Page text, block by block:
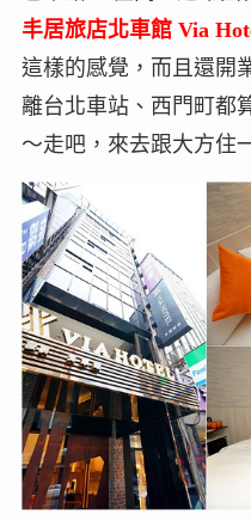
丰居旅店北車館 Via
這樣的感覺，而且還開
離台北車站、西門町都
～走吧，來去跟大方住